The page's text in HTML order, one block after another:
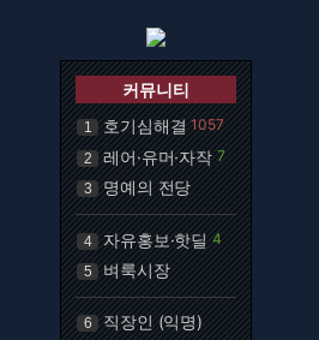
커뮤니티
1 호기심해결 1057
2 레어·유머·자작 7
3 명예의 전당
4 자유홍보·핫딜 4
5 벼룩시장
6 직장인 (익명)